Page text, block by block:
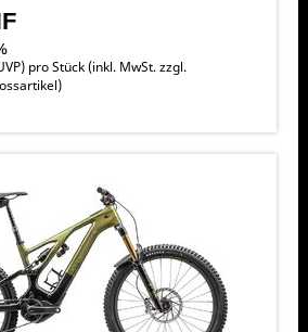
) pro Stück (inkl. MwSt. zzgl.
)